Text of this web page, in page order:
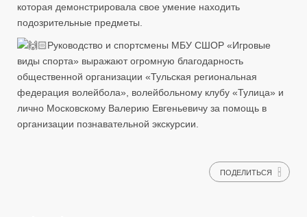
которая демонстрировала свое умение находить
подозрительные предметы.
Руководство и спортсмены МБУ СШОР «Игровые
виды спорта» выражают огромную благодарность
общественной организации «Тульская региональная
федерация волейбола», волейбольному клубу «Тулица» и
лично Московскому Валерию Евгеньевичу за помощь в
организации познавательной экскурсии.
ПОДЕЛИТЬСЯ